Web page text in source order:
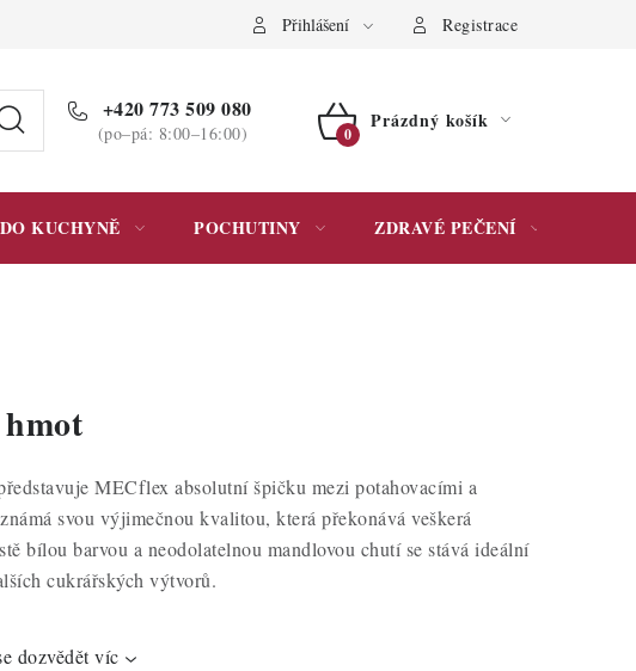
Podmínky ochrany osobních údajů Přihlášení Registrace
+420 773 509 080
(po–pá: 8:00–16:00)
NÁKUPNÍ
Prázdný košík
DO KUCHYNĚ POCHUTINY ZDRAVÉ PEČENÍ
MECflex absolutní špičku mezi potahovacími a
svou výjimečnou kvalitou, která překonává veškerá
bílou barvou a neodolatelnou mandlovou chutí se stává ideální
cukrářských výtvorů.
dozvědět víc